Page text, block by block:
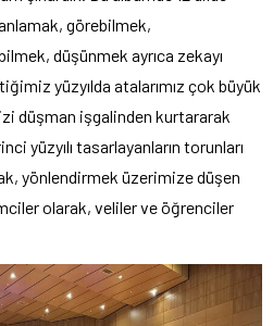
görebilmek,
düşünmek ayrıca zekayı
yüzyılda atalarımız çok büyük
düşman işgalinden kurtararak
yüzyılı tasarlayanların torunları
yönlendirmek üzerimize düşen
olarak, veliler ve öğrenciler